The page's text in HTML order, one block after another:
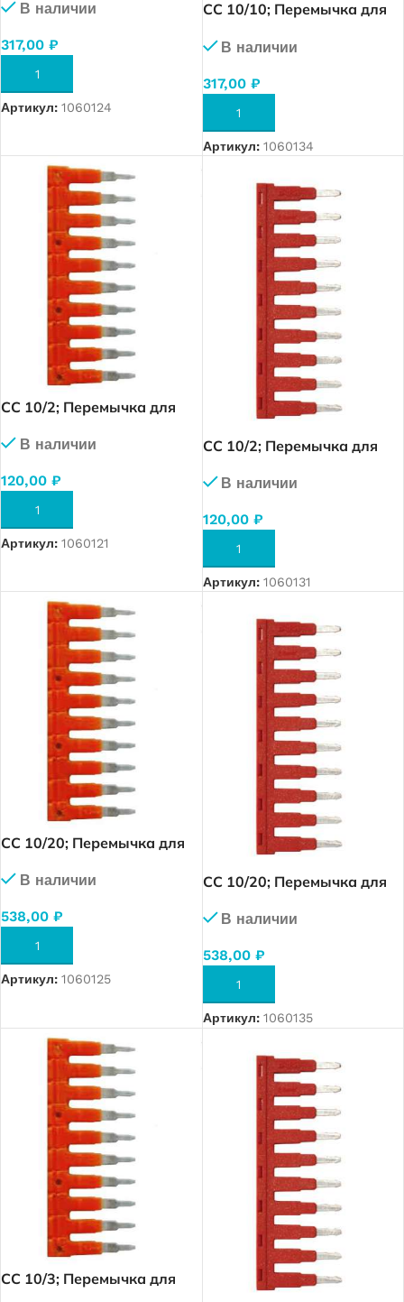
В наличии
317,00 ₽
В КОРЗИНУ
Артикул: 1060124
CC 10/10; Перемычка для
В наличии
317,00 ₽
В КОРЗИНУ
Артикул: 1060134
CC 10/2; Перемычка для
В наличии
120,00 ₽
В КОРЗИНУ
Артикул: 1060121
CC 10/2; Перемычка для
В наличии
120,00 ₽
В КОРЗИНУ
Артикул: 1060131
CC 10/20; Перемычка для
В наличии
538,00 ₽
В КОРЗИНУ
Артикул: 1060125
CC 10/20; Перемычка для
В наличии
538,00 ₽
В КОРЗИНУ
Артикул: 1060135
CC 10/3; Перемычка для